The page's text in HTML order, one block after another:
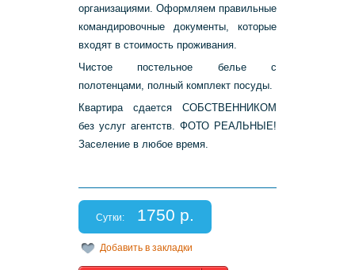
организациями. Оформляем правильные
командировочные документы, которые
входят в стоимость проживания.
Чистое постельное белье с
полотенцами, полный комплект посуды.
Квартира сдается СОБСТВЕННИКОМ
без услуг агентств. ФОТО РЕАЛЬНЫЕ!
Заселение в любое время.
Сутки: 1750 р.
Добавить в закладки